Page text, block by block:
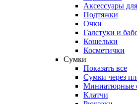
Аксессуары
Подтяжки
Очки
Галстуки и
Кошельки
Косметички
Сумки
Показать все
Сумки через
Миниатюрные
Клатчи